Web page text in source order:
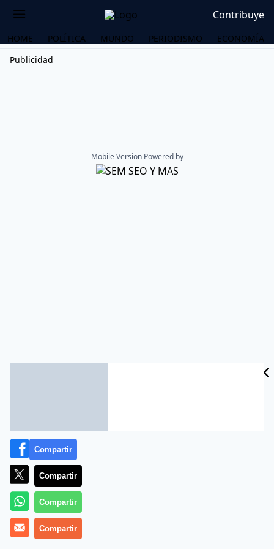
Contribuye
HOME POLÍTICA MUNDO PERIODISMO
ECONOMÍA
Publicidad
Mobile Version Powered by
Compartir
Compartir
Compartir
Compartir